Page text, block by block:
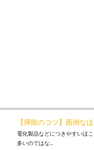
【掃除のコツ】面倒な
電化製品などにつきやすいほ
多いのではな...